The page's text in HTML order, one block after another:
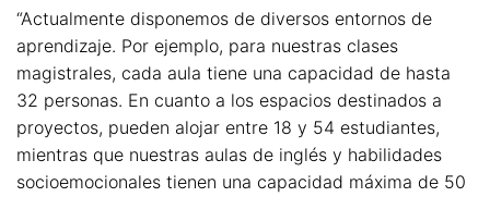
“Actualmente disponemos de diversos entornos de
aprendizaje. Por ejemplo, para nuestras clases
magistrales, cada aula tiene una capacidad de hasta
32 personas. En cuanto a los espacios destinados a
proyectos, pueden alojar entre 18 y 54 estudiantes,
mientras que nuestras aulas de inglés y habilidades
socioemocionales tienen una capacidad máxima de 50